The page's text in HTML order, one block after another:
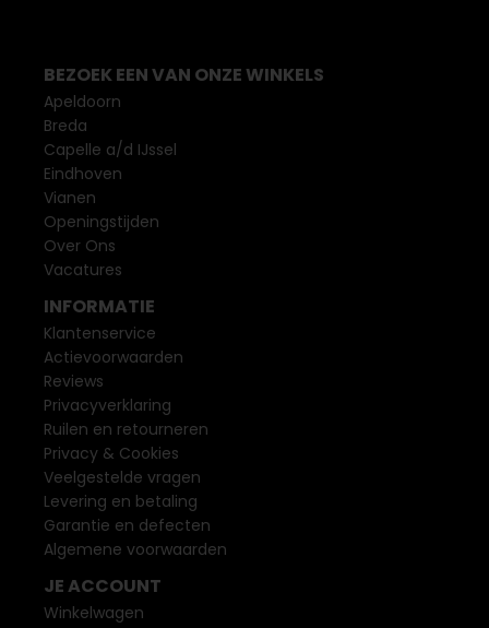
BEZOEK EEN VAN ONZE WINKELS
Apeldoorn
Breda
Capelle a/d IJssel
Eindhoven
Vianen
Openingstijden
Over Ons
Vacatures
INFORMATIE
Klantenservice
Actievoorwaarden
Reviews
Privacyverklaring
Ruilen en retourneren
Privacy & Cookies
Veelgestelde vragen
Levering en betaling
Garantie en defecten
Algemene voorwaarden
JE ACCOUNT
Winkelwagen